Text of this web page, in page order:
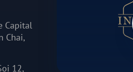
Capital
Chai,
12,